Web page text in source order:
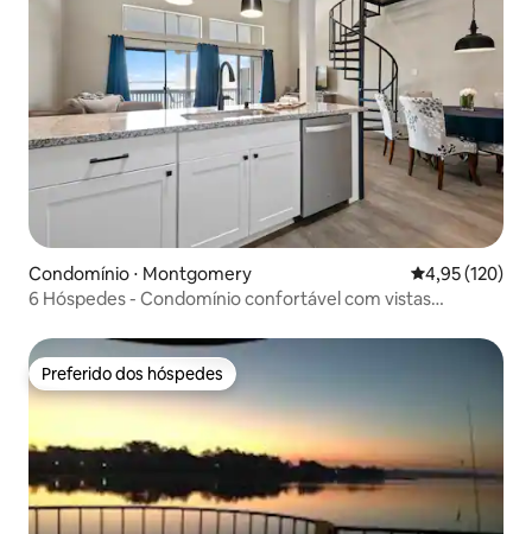
Condomínio ⋅ Montgomery 4,95 de uma
4,95 (120)
6 Hóspedes - Condomínio confortável com vistas
Preferido dos hóspedes
Preferido dos hóspedes